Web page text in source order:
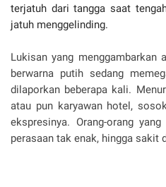
terjatuh dari tangga saat
jatuh menggelinding.
Lukisan yang menggambarkan
berwarna putih sedang
dilaporkan beberapa kali.
atau pun karyawan hotel,
ekspresinya. Orang-orang
perasaan tak enak, hingga sakit